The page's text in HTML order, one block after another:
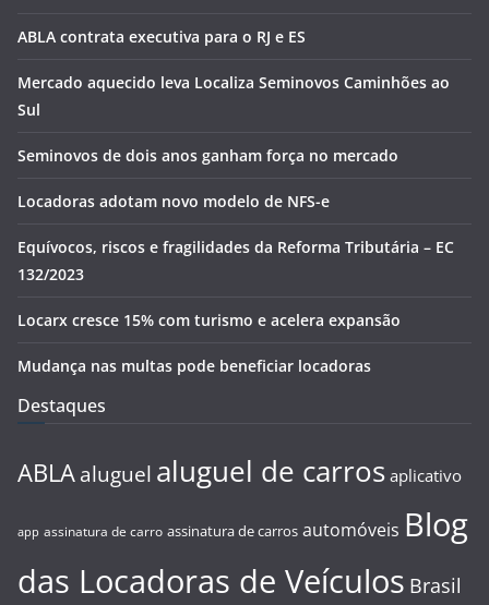
ABLA contrata executiva para o RJ e ES
Mercado aquecido leva Localiza Seminovos Caminhões ao
Sul
Seminovos de dois anos ganham força no mercado
Locadoras adotam novo modelo de NFS-e
Equívocos, riscos e fragilidades da Reforma Tributária – EC
132/2023
Locarx cresce 15% com turismo e acelera expansão
Mudança nas multas pode beneficiar locadoras
Destaques
ABLA aluguel aluguel de carros aplicativo
app assinatura de carro assinatura de carros automóveis Blog
das Locadoras de Veículos Brasil